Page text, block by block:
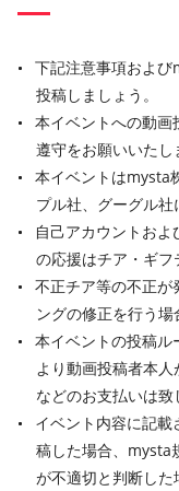
下記注意事項およ
投稿しましょう。
本イベントへの動
遵守をお願いいたし
本イベントはmysta
プル社、グーグル社
自己アカウントお
の応援はチア・ギフ
不正チア等の不正が
ングの修正を行う場
本イベントの投稿
より動画投稿者本
などのお支払いは致
イベント内容に記
稿した場合、mysta
が不適切と判断し